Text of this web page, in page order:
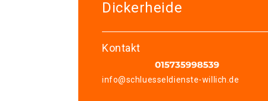
Dickerheide
Kontakt
info@schluesseldienste-willich.de